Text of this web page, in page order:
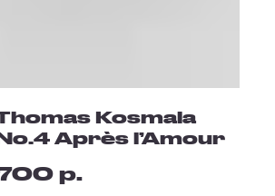
Kosmala
Après l’Amour
р.